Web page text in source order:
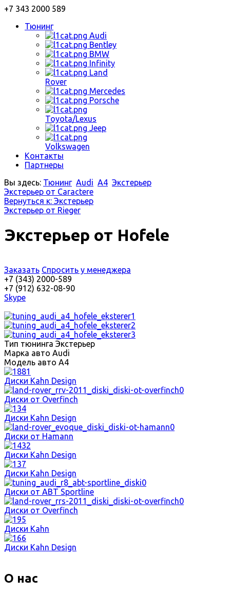
+7 343 2000 589
Тюнинг
Audi
Bentley
BMW
Infinity
Land
Rover
Mercedes
Porsche
Toyota/Lexus
Jeep
Volkswagen
Контакты
Партнеры
Вы здесь: Тюнинг Audi A4 Экстерьер
Экстерьер от Caractere
Вернуться к: Экстерьер
Экстерьер от Rieger
Экстерьер от Hofele
Заказать Спросить у менеджера
+7 (343) 2000-589
+7 (912) 632-08-90
Skype
Тип тюнинга Экстерьер
Марка авто Audi
Модель авто A4
Диски Kahn Design
Диски от Overfinch
Диски Kahn Design
Диски от Hamann
Диски Kahn Design
Диски Kahn Design
Диски от ABT Sportline
Диски от Overfinch
Диски Kahn
Диски Kahn Design
О нас